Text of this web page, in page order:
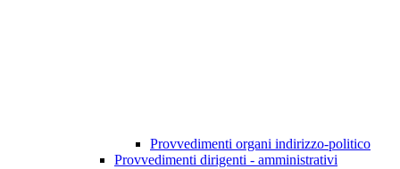
Provvedimenti organi indirizzo-politico
Provvedimenti dirigenti - amministrativi